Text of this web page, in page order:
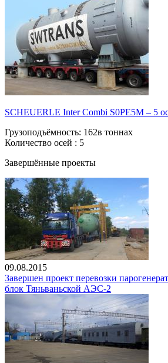
SCHEUERLE Inter Combi S0РЕ5М – 5
Грузоподъёмность: 162в тоннах
Количество осей : 5
Завершённые проекты
09.08.2015
Завершен проект перевозки
блок Тяньваньской АЭС-2